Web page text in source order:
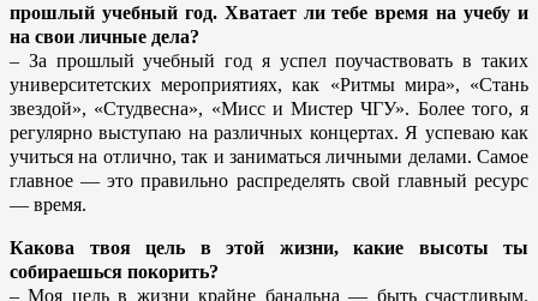
прошлый учебный год. Хватает ли тебе время на учебу и
на свои личные дела?
– За прошлый учебный год я успел поучаствовать в таких
университетских мероприятиях, как «Ритмы мира», «Стань
звездой», «Студвесна», «Мисс и Мистер ЧГУ». Более того, я
регулярно выступаю на различных концертах. Я успеваю как
учиться на отлично, так и заниматься личными делами. Самое
главное — это правильно распределять свой главный ресурс
— время.
Какова твоя цель в этой жизни, какие высоты ты
собираешься покорить?
– Моя цель в жизни крайне банальна — быть счастливым.